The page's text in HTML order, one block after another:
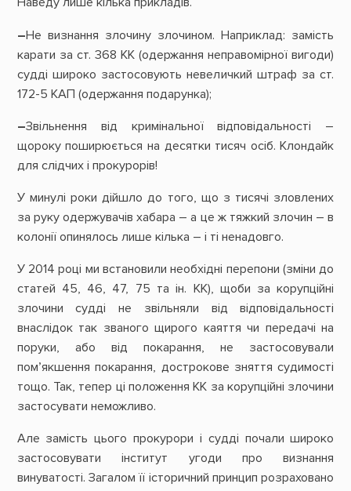
–Не визнання злочину злочином. Наприклад: замість
карати за ст. 368 КК (одержання неправомірної вигоди)
судді широко застосовують невеличкий штраф за ст.
172-5 КАП (одержання подарунка);
–Звільнення від кримінальної відповідальності –
щороку поширюється на десятки тисяч осіб. Клондайк
для слідчих і прокурорів!
У минулі роки дійшло до того, що з тисячі зловлених
за руку одержувачів хабара – а це ж тяжкий злочин – в
колонії опинялось лише кілька – і ті ненадовго.
У 2014 році ми встановили необхідні перепони (зміни до
статей 45, 46, 47, 75 та ін. КК), щоби за корупційні
злочини судді не звільняли від відповідальності
внаслідок так званого щирого каяття чи передачі на
поруки, або від покарання, не застосовували
пом’якшення покарання, дострокове зняття судимості
тощо. Так, тепер ці положення КК за корупційні злочини
застосувати неможливо.
Але замість цього прокурори і судді почали широко
застосовувати інститут угоди про визнання
винуватості. Загалом її історичний принцип розраховано